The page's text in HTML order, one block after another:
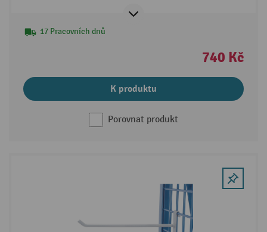
17 Pracovních dnů
740 Kč
K produktu
Porovnat produkt